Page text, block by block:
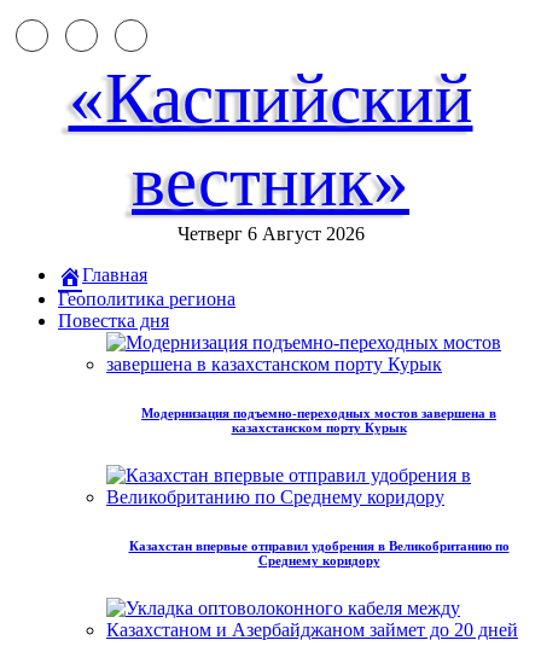
«Каспийский
вестник»
Четверг 6 Август 2026
Главная
Геополитика региона
Повестка дня
Модернизация подъемно-переходных мостов завершена в
казахстанском порту Курык
Казахстан впервые отправил удобрения в Великобританию по
Среднему коридору